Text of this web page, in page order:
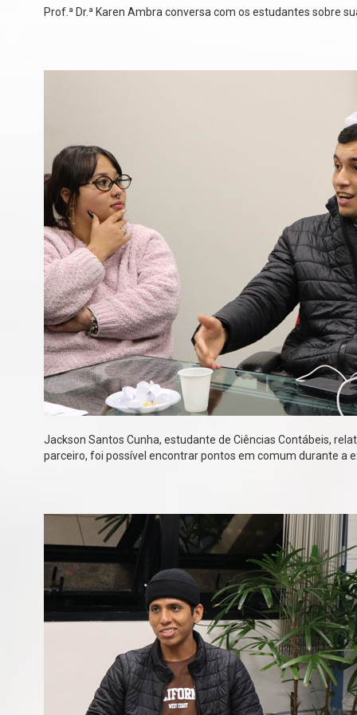
Prof.ª Dr.ª Karen Ambra conversa com os estudantes sobre
Jackson Santos Cunha, estudante de Ciências Contábeis,
parceiro, foi possível encontrar pontos em comum durante a